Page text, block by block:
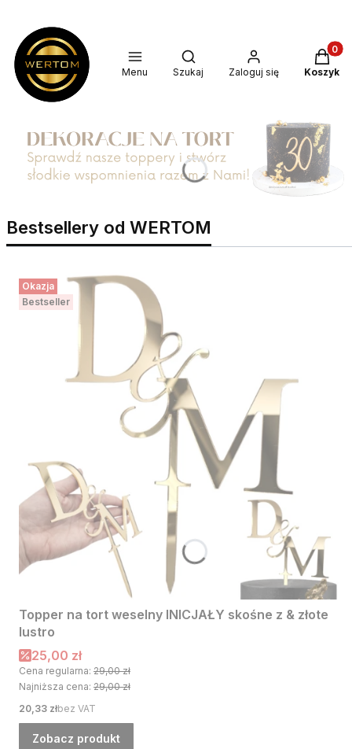
Menu
Otwórz wyszukiwarkę
Szukaj Zaloguj się Koszyk
Bestsellery od WERTOM
Okazja
Bestseller
Topper na tort weselny INICJAŁY skośne z & złote
lustro
Cena promocyjna
25,00 zł
Cena regularna: 29,00 zł
Najniższa cena: 29,00 zł
Cena
20,33 złbez VAT
Zobacz produkt